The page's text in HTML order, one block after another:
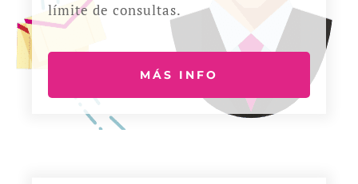
límite de consultas.
MÁS INFO